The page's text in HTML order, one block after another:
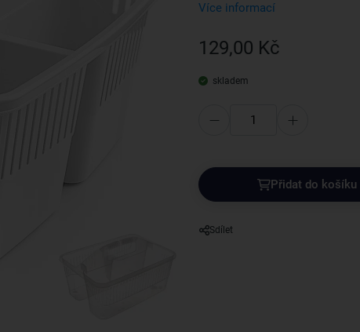
Více informací
129,00 Kč
skladem
Přidat do košíku
Sdílet